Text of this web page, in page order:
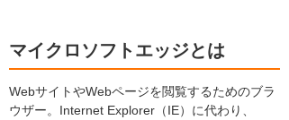
マイクロソフトエッジとは
WebサイトやWebページを閲覧するためのブラ
ウザー。Internet Explorer（IE）に代わり、